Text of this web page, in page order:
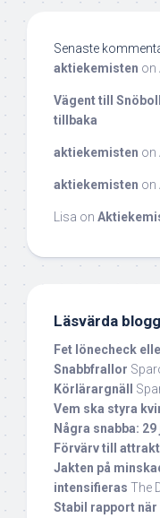
Senaste
aktiekemisten on
Vägent till
tillbaka
aktiekemisten on
aktiekemisten on
Lisa on
Läsvärda
Fet lönecheck
Snabbfrallor
Körlärargnäll
Vem ska styra
Några snabba:
Förvärv till
Jakten på
intensifieras The
Stabil rapport